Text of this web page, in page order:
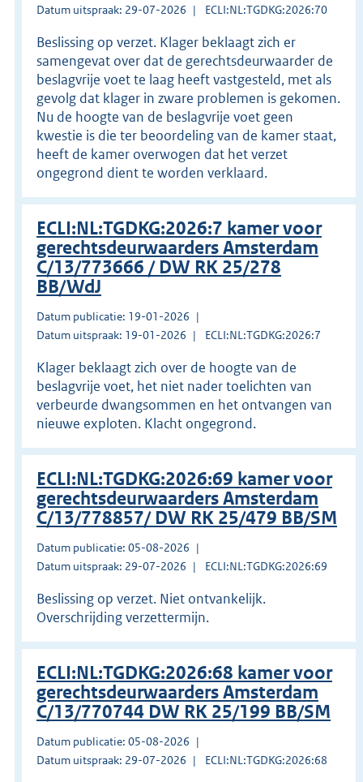
Datum uitspraak: 29-07-2026
ECLI:NL:TGDKG:2026:70
Beslissing op verzet. Klager beklaagt zich er
samengevat over dat de gerechtsdeurwaarder de
beslagvrije voet te laag heeft vastgesteld, met als
gevolg dat klager in zware problemen is gekomen.
Nu de hoogte van de beslagvrije voet geen
kwestie is die ter beoordeling van de kamer staat,
heeft de kamer overwogen dat het verzet
ongegrond dient te worden verklaard.
ECLI:NL:TGDKG:2026:7 kamer voor
gerechtsdeurwaarders Amsterdam
C/13/773666 / DW RK 25/278
BB/WdJ
Datum publicatie: 19-01-2026
Datum uitspraak: 19-01-2026
ECLI:NL:TGDKG:2026:7
Klager beklaagt zich over de hoogte van de
beslagvrije voet, het niet nader toelichten van
verbeurde dwangsommen en het ontvangen van
nieuwe exploten. Klacht ongegrond.
ECLI:NL:TGDKG:2026:69 kamer voor
gerechtsdeurwaarders Amsterdam
C/13/778857/ DW RK 25/479 BB/SM
Datum publicatie: 05-08-2026
Datum uitspraak: 29-07-2026
ECLI:NL:TGDKG:2026:69
Beslissing op verzet. Niet ontvankelijk.
Overschrijding verzettermijn.
ECLI:NL:TGDKG:2026:68 kamer voor
gerechtsdeurwaarders Amsterdam
C/13/770744 DW RK 25/199 BB/SM
Datum publicatie: 05-08-2026
Datum uitspraak: 29-07-2026
ECLI:NL:TGDKG:2026:68